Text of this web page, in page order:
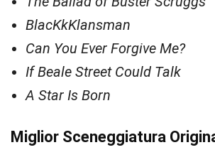
BlacKkKlansman
Can You Ever Forgive Me?
If Beale Street Could Talk
A Star Is Born
Miglior Sceneggiatura